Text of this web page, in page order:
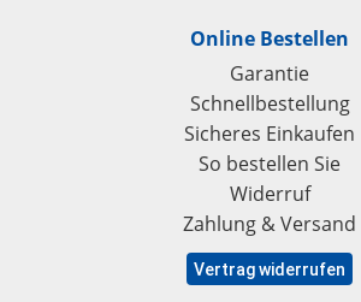
Online Bestellen
Garantie
Schnellbestellung
Sicheres Einkaufen
So bestellen Sie
Widerruf
Zahlung & Versand
Vertrag widerrufen